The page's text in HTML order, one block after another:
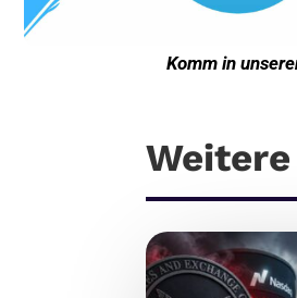
Komm in